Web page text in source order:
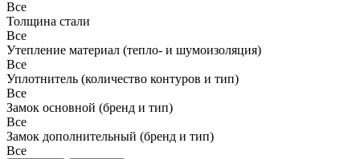
Все
Толщина стали
Все
Утепление материал (тепло- и шумоизоляция)
Все
Уплотнитель (количество контуров и тип)
Все
Замок основной (бренд и тип)
Все
Замок дополнительный (бренд и тип)
Все